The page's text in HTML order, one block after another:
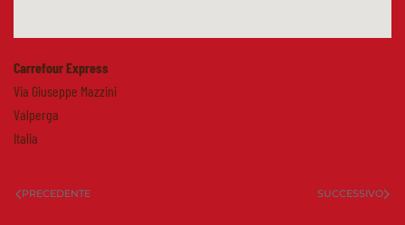
Carrefour Express
Via Giuseppe Mazzini
Valperga
Italia
PRECEDENTE SUCCESSIVO